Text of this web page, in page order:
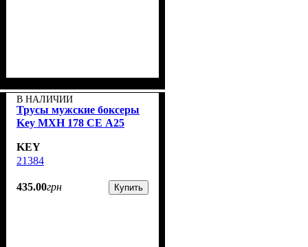
В НАЛИЧИИ
Трусы мужские боксеры
Key MXH 178 CE А25
KEY
21384
435.00грн Купить